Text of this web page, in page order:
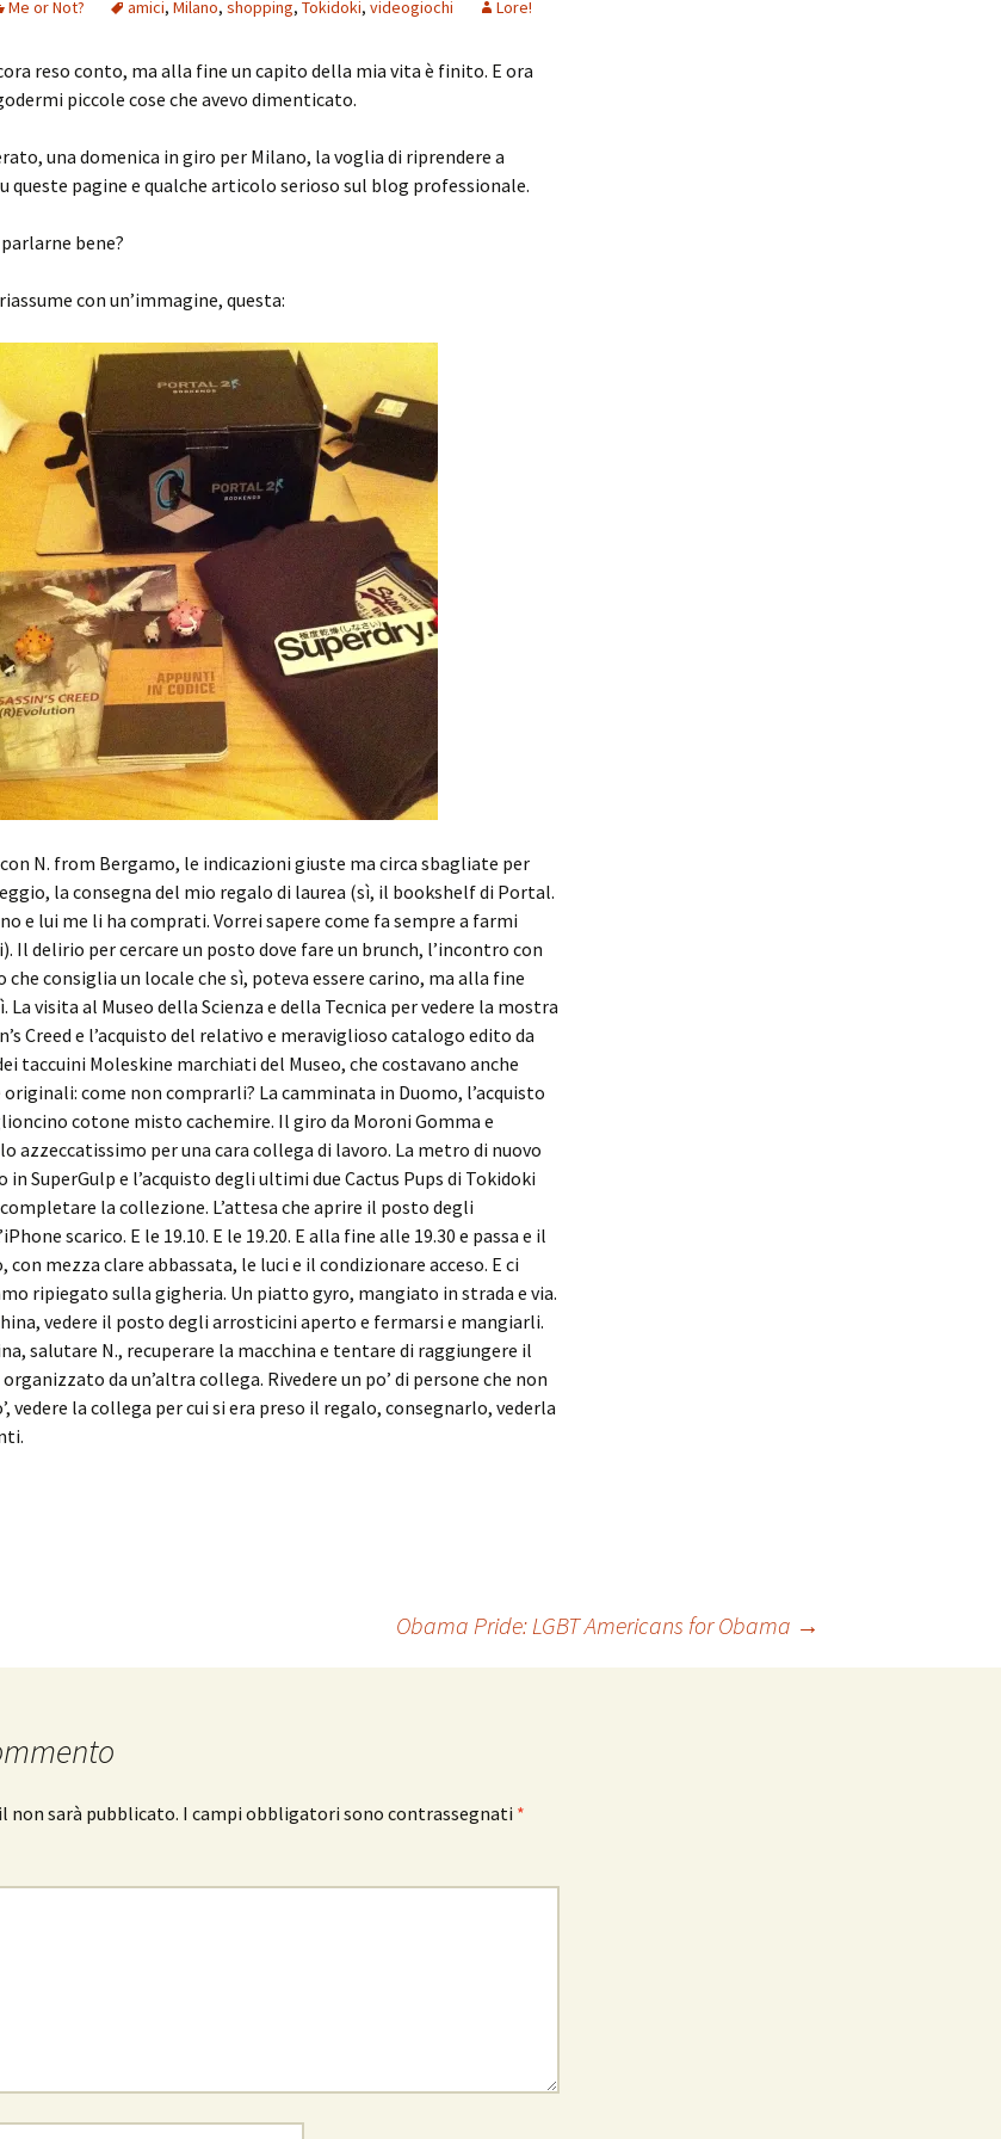
Me or Not? amici, Milano, shopping, Tokidoki, videogiochi Lore!
reso conto, ma alla fine un capito della mia vita è finito. E ora
piccole cose che avevo dimenticato.
una domenica in giro per Milano, la voglia di riprendere a
queste pagine e qualche articolo serioso sul blog professionale.
bene?
con un’immagine, questa:
N. from Bergamo, le indicazioni giuste ma circa sbagliate per
la consegna del mio regalo di laurea (sì, il bookshelf di Portal.
e lui me li ha comprati. Vorrei sapere come fa sempre a farmi
Il delirio per cercare un posto dove fare un brunch, l’incontro con
che consiglia un locale che sì, poteva essere carino, ma alla fine
La visita al Museo della Scienza e della Tecnica per vedere la mostra
Creed e l’acquisto del relativo e meraviglioso catalogo edito da
taccuini Moleskine marchiati del Museo, che costavano anche
come non comprarli? La camminata in Duomo, l’acquisto
cotone misto cachemire. Il giro da Moroni Gomma e
azzeccatissimo per una cara collega di lavoro. La metro di nuovo
in SuperGulp e l’acquisto degli ultimi due Cactus Pups di Tokidoki
la collezione. L’attesa che aprire il posto degli
scarico. E le 19.10. E le 19.20. E alla fine alle 19.30 e passa e il
con mezza clare abbassata, le luci e il condizionare acceso. E ci
ripiegato sulla gigheria. Un piatto gyro, mangiato in strada e via.
vedere il posto degli arrosticini aperto e fermarsi e mangiarli.
salutare N., recuperare la macchina e tentare di raggiungere il
da un’altra collega. Rivedere un po’ di persone che non
vedere la collega per cui si era preso il regalo, consegnarlo, vederla
Obama Pride: LGBT Americans for Obama →
non sarà pubblicato. I campi obbligatori sono contrassegnati *